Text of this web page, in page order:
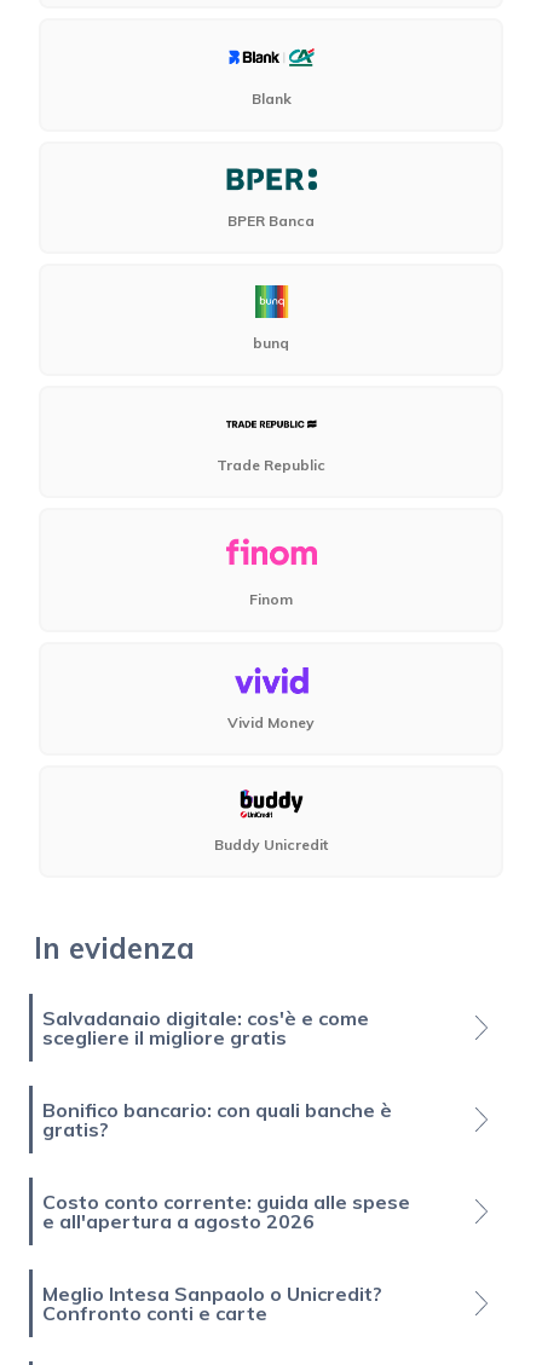
Blank
BPER Banca
bunq
Trade Republic
Finom
Vivid Money
Buddy Unicredit
In evidenza
Salvadanaio digitale: cos'è e come
scegliere il migliore gratis
Bonifico bancario: con quali banche è
gratis?
Costo conto corrente: guida alle spese
e all'apertura a agosto 2026
Meglio Intesa Sanpaolo o Unicredit?
Confronto conti e carte